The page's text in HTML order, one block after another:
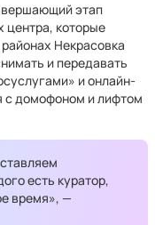
этап
центра, которые
Некрасовка
и передавать
и онлайн-
с домофоном и лифтом
есть куратор,
время», —